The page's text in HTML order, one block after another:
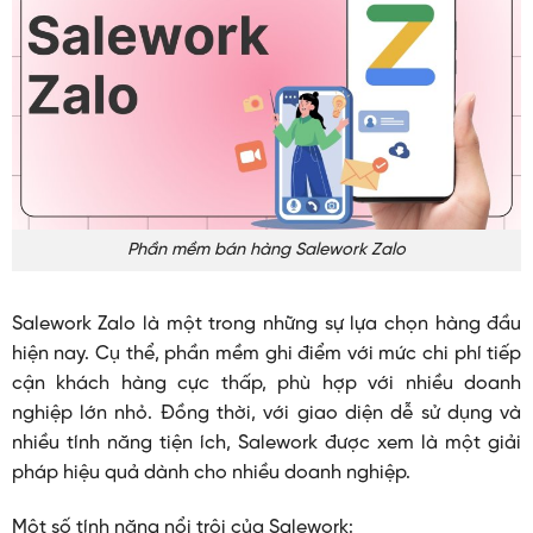
Phần mềm bán hàng Salework Zalo
Salework Zalo là một trong những sự lựa chọn hàng đầu
hiện nay. Cụ thể, phần mềm ghi điểm với mức chi phí tiếp
cận khách hàng cực thấp, phù hợp với nhiều doanh
nghiệp lớn nhỏ. Đồng thời, với giao diện dễ sử dụng và
nhiều tính năng tiện ích, Salework được xem là một giải
pháp hiệu quả dành cho nhiều doanh nghiệp.
Một số tính năng nổi trội của Salework: